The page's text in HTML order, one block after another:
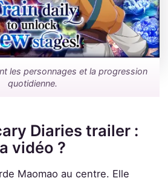
les personnages et la progression
quotidienne.
Diaries trailer :
vidéo ?
Maomao au centre. Elle